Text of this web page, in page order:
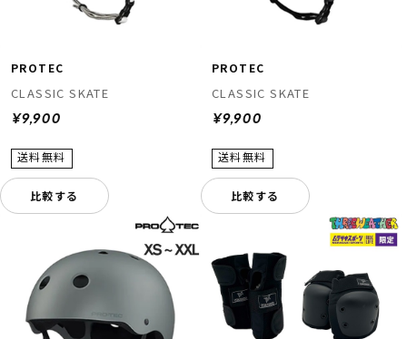
PROTEC
CLASSIC SKATE
¥9,900
比較する
PROTEC
CLASSIC SKATE
¥9,900
比較する